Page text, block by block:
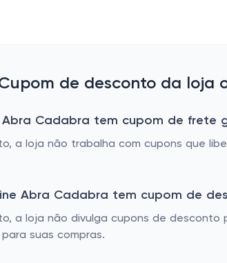
de desconto da loja
Cadabra tem cupom de frete
a loja não trabalha com cupons que
Abra Cadabra tem cupom de
a loja não divulga cupons de
suas compras.